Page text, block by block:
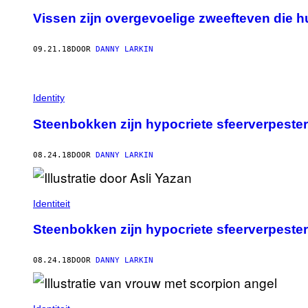
Vissen zijn overgevoelige zweefteven die
09.21.18DOOR DANNY LARKIN
Identity
Steenbokken zijn hypocriete
08.24.18DOOR DANNY LARKIN
Identiteit
Steenbokken zijn hypocriete
08.24.18DOOR DANNY LARKIN